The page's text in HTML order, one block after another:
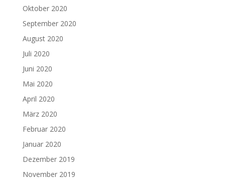
Oktober 2020
September 2020
August 2020
Juli 2020
Juni 2020
Mai 2020
April 2020
März 2020
Februar 2020
Januar 2020
Dezember 2019
November 2019